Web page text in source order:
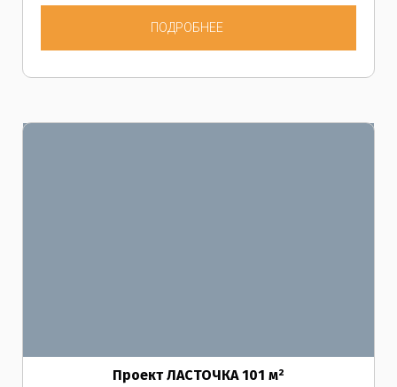
ПОДРОБНЕЕ
ПроектЛАСТОЧКА 101 м²